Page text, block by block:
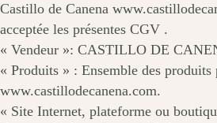
Castillo de Canena
acceptée les présentes CGV .
« Vendeur »: CASTILLO DE
« Produits » : Ensemble des produits
www.castillodecanena.com.
« Site Internet, plateforme ou